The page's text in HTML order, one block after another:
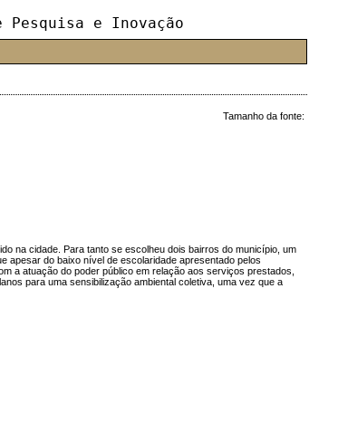
e Inovação
Tamanho da fonte:
na cidade. Para tanto se escolheu dois bairros do município, um
apesar do baixo nível de escolaridade apresentado pelos
a atuação do poder público em relação aos serviços prestados,
para uma sensibilização ambiental coletiva, uma vez que a